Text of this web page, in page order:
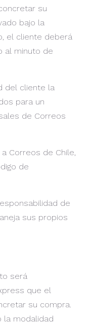
su
bajo la
el cliente deberá
al minuto de
del cliente la
para un
de Correos
Correos de Chile,
de
de
sus propios
será
que el
su compra.
la modalidad